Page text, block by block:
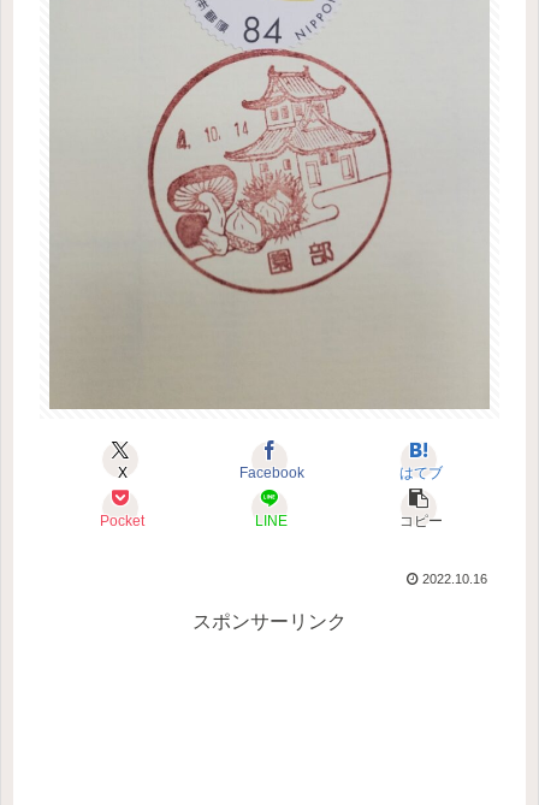
X Facebook はてブ
Pocket LINE コピー
2022.10.16
スポンサーリンク